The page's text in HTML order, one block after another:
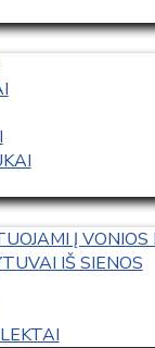
Į
IŠ SIENOS